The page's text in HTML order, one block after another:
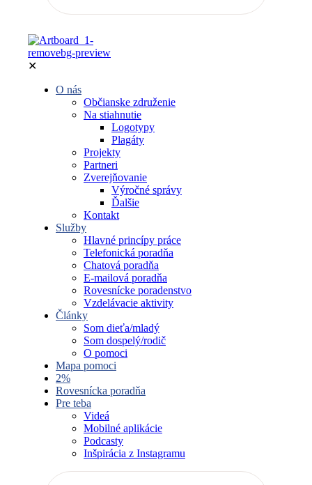
✕
O nás
Občianske združenie
Na stiahnutie
Logotypy
Plagáty
Projekty
Partneri
Zverejňovanie
Výročné správy
Ďalšie
Kontakt
Služby
Hlavné princípy práce
Telefonická poradňa
Chatová poradňa
E-mailová poradňa
Rovesnícke poradenstvo
Vzdelávacie aktivity
Články
Som dieťa/mladý
Som dospelý/rodič
O pomoci
Mapa pomoci
2%
Rovesnícka poradňa
Pre teba
Videá
Mobilné aplikácie
Podcasty
Inšpirácia z Instagramu